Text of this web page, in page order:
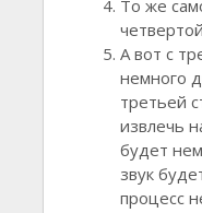
То же
А вот с
немного
третьей
извлечь
будет
звук
процесс